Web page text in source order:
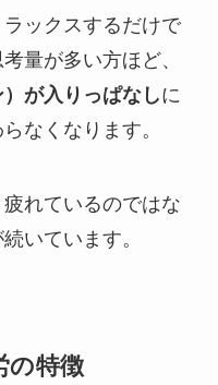
ックスするだけで
量が多い方ほど、
が入りっぱなしに
なくなります。
れているのではな
いています。
の特徴